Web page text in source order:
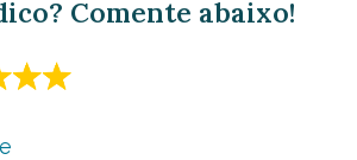
Comente abaixo!